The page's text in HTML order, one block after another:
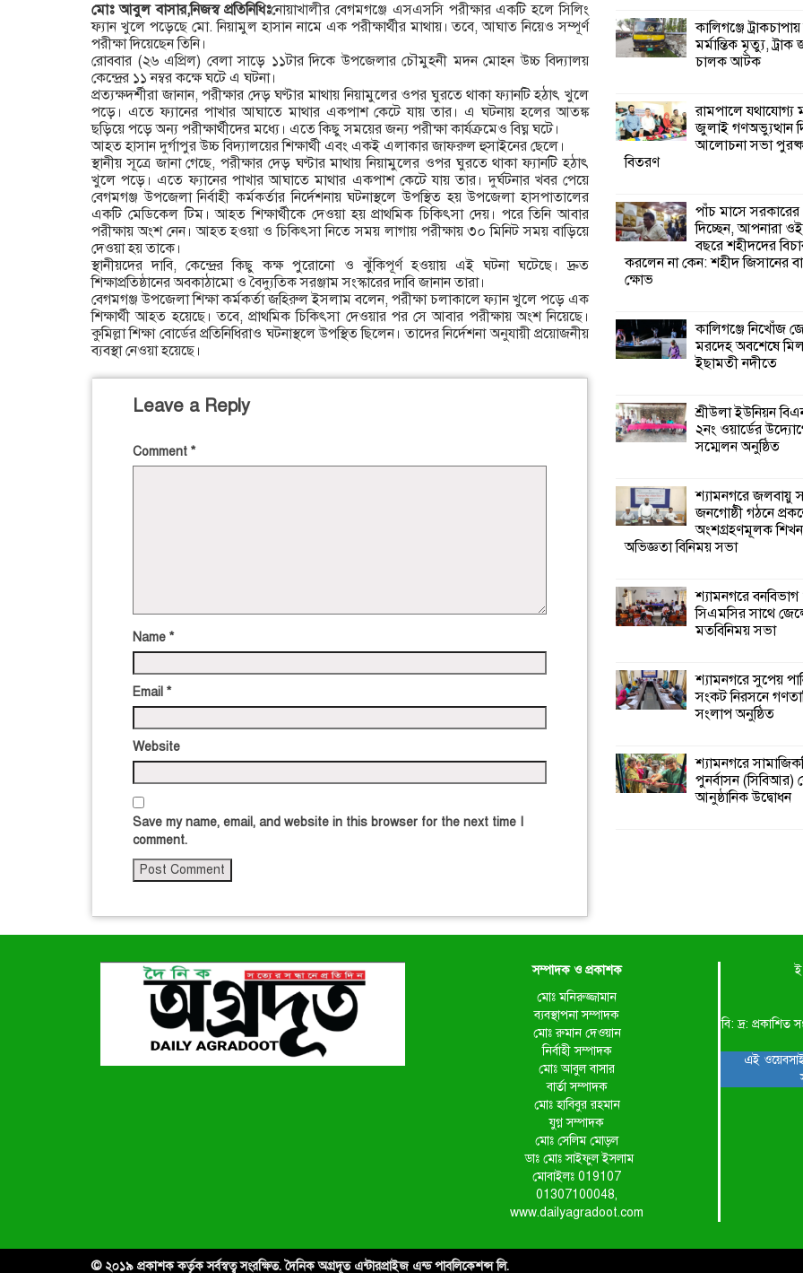
মোঃ আবুল বাসার,নিজস্ব প্রতিনিধিঃনোয়াখালীর বেগমগঞ্জে এসএসসি পরীক্ষার একটি হলে সিলিং
ফ্যান খুলে পড়েছে মো. নিয়ামুল হাসান নামে এক পরীক্ষার্থীর মাথায়। তবে, আঘাত নিয়েও সম্পূর্ণ
পরীক্ষা দিয়েছেন তিনি।
রোববার (২৬ এপ্রিল) বেলা সাড়ে ১১টার দিকে উপজেলার চৌমুহনী মদন মোহন উচ্চ বিদ্যালয়
কেন্দ্রের ১১ নম্বর কক্ষে ঘটে এ ঘটনা।
প্রত্যক্ষদর্শীরা জানান, পরীক্ষার দেড় ঘণ্টার মাথায় নিয়ামুলের ওপর ঘুরতে থাকা ফ্যানটি হঠাৎ খুলে
পড়ে। এতে ফ্যানের পাখার আঘাতে মাথার একপাশ কেটে যায় তার। এ ঘটনায় হলের আতঙ্ক
ছড়িয়ে পড়ে অন্য পরীক্ষার্থীদের মধ্যে। এতে কিছু সময়ের জন্য পরীক্ষা কার্যক্রমেও বিঘ্ন ঘটে।
আহত হাসান দুর্গাপুর উচ্চ বিদ্যালয়ের শিক্ষার্থী এবং একই এলাকার জাফরুল হুসাইনের ছেলে।
স্থানীয় সূত্রে জানা গেছে, পরীক্ষার দেড় ঘণ্টার মাথায় নিয়ামুলের ওপর ঘুরতে থাকা ফ্যানটি হঠাৎ
খুলে পড়ে। এতে ফ্যানের পাখার আঘাতে মাথার একপাশ কেটে যায় তার। দুর্ঘটনার খবর পেয়ে
বেগমগঞ্জ উপজেলা নির্বাহী কর্মকর্তার নির্দেশনায় ঘটনাস্থলে উপস্থিত হয় উপজেলা হাসপাতালের
একটি মেডিকেল টিম। আহত শিক্ষার্থীকে দেওয়া হয় প্রাথমিক চিকিৎসা দেয়। পরে তিনি আবার
পরীক্ষায় অংশ নেন। আহত হওয়া ও চিকিৎসা নিতে সময় লাগায় পরীক্ষায় ৩০ মিনিট সময় বাড়িয়ে
দেওয়া হয় তাকে।
স্থানীয়দের দাবি, কেন্দ্রের কিছু কক্ষ পুরোনো ও ঝুঁকিপূর্ণ হওয়ায় এই ঘটনা ঘটেছে। দ্রুত
শিক্ষাপ্রতিষ্ঠানের অবকাঠামো ও বৈদ্যুতিক সরঞ্জাম সংস্কারের দাবি জানান তারা।
বেগমগঞ্জ উপজেলা শিক্ষা কর্মকর্তা জহিরুল ইসলাম বলেন, পরীক্ষা চলাকালে ফ্যান খুলে পড়ে এক
শিক্ষার্থী আহত হয়েছে। তবে, প্রাথমিক চিকিৎসা দেওয়ার পর সে আবার পরীক্ষায় অংশ নিয়েছে।
কুমিল্লা শিক্ষা বোর্ডের প্রতিনিধিরাও ঘটনাস্থলে উপস্থিত ছিলেন। তাদের নির্দেশনা অনুযায়ী প্রয়োজনীয়
ব্যবস্থা নেওয়া হয়েছে।
Leave a Reply
Comment *
Name *
Email *
Website
Save my name, email, and website in this browser for the next time I
comment.
বছরে শহীদদের
করলেন না কেন: শহীদ জিসানের
ক্ষোভ
কালিগঞ্জে নিখোঁজ
মরদেহ অবশেষে
ইছামতী নদীতে
২নং ওয়ার্ডের
কর্মী সম্মেলন
শ্যামনগরে জলবায়ু
শিখন ও অভিজ্ঞতা বিনিময় সভা
শ্যামনগরে বনবিভাগ
মতবিনিময় সভা
কালিগঞ্জে
মর্মান্তিক মৃত্যু, ট্রাক
চালক আটক
রামপালে যথাযোগ্য
জুলাই গণঅভ্যুত্থান
আলোচনা সভা
বিতরণ
পাঁচ মাসে
দিচ্ছেন, আপনারা
বছরে শহীদদের
করলেন না কেন: শহীদ জিসানের
ক্ষোভ
কালিগঞ্জে নিখোঁজ
মরদেহ অবশেষে
ইছামতী নদীতে
শ্রীউলা ইউনিয়ন
২নং ওয়ার্ডের
সম্মেলন অনুষ্ঠিত
শ্যামনগরে জলবায়ু
জনগোষ্ঠী গঠনে
অংশগ্রহণমূলক
অভিজ্ঞতা বিনিময় সভা
শ্যামনগরে
সিএমসির সাথে
মতবিনিময় সভা
শ্যামনগরে সুপেয়
সংকট নিরসনে
সংলাপ অনুষ্ঠিত
শ্যামনগরে
পুনর্বাসন (সিবিআর)
আনুষ্ঠানিক উদ্বোধন
সম্পাদক ও প্রকাশক
মোঃ মনিরুজ্জামান
ব্যবস্থাপনা সম্পাদক
মোঃ রুমান দেওয়ান
নির্বাহী সম্পাদক
মোঃ আবুল বাসার
বার্তা সম্পাদক
মোঃ হাবিবুর রহমান
যুগ্ন সম্পাদক
মোঃ সেলিম মোড়ল
ডাঃ মোঃ সাইফুল ইসলাম
মোবাইলঃ 019107
01307100048,
www.dailyagradoot.com
বি: দ্র:
এই
© ২০১৯ প্রকাশক কর্তৃক সর্বস্বত্ব সংরক্ষিত. দৈনিক অগ্রদূত এন্টারপ্রাইজ এন্ড পাবলিকেশন্স লি.